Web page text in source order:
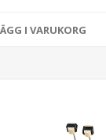
I VARUKORG